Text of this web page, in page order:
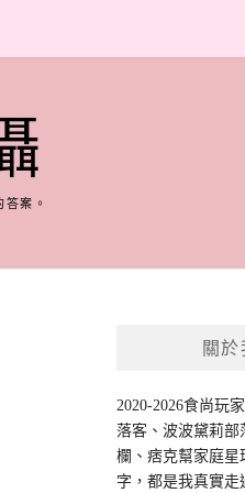
案。
關
2020-2026食尚玩
落客、波波黛莉部
欄、痞克幫家庭星
字，都是我真實走